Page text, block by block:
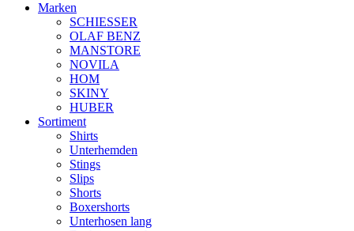
Marken
SCHIESSER
OLAF BENZ
MANSTORE
NOVILA
HOM
SKINY
HUBER
Sortiment
Shirts
Unterhemden
Stings
Slips
Shorts
Boxershorts
Unterhosen lang